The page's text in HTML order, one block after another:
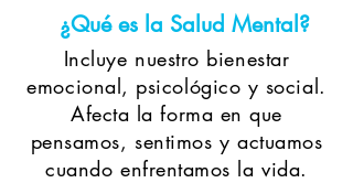
¿Qué es la Salud Mental?
Incluye nuestro bienestar
emocional, psicológico y social.
Afecta la forma en que
pensamos, sentimos y actuamos
cuando enfrentamos la vida.